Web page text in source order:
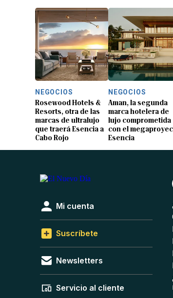
NEGOCIOS
Rosewood Hotels &
Resorts, otra de las
marcas de ultralujo
que traerá Esencia a
Cabo Rojo
NEGOCIOS
Aman, la segunda
marca hotelera de
lujo comprometida
con el
Esencia
Mi cuenta
Suscríbete
Newsletters
Servicio al cliente